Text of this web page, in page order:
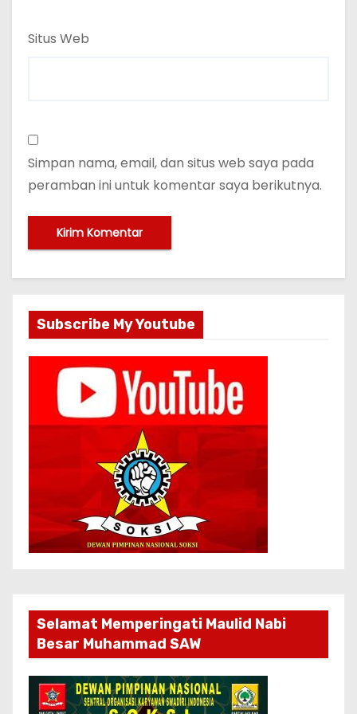
Situs Web
Simpan nama, email, dan situs web saya pada
peramban ini untuk komentar saya berikutnya.
Subscribe My Youtube
Selamat Memperingati Maulid Nabi
Besar Muhammad SAW